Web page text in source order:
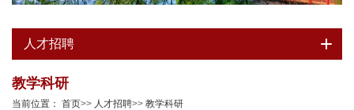
人才招聘
教学科研
当前位置： 首页>> 人才招聘>> 教学科研